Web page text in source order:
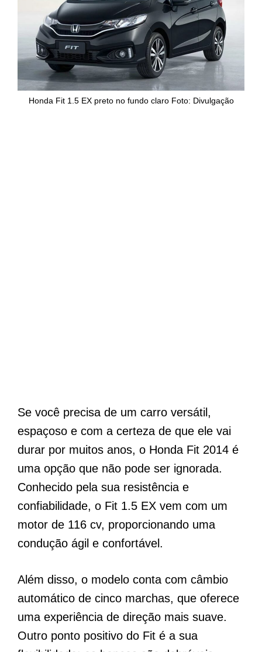
Honda Fit 1.5 EX preto no fundo claro Foto: Divulgação
Se você precisa de um carro versátil,
espaçoso e com a certeza de que ele vai
durar por muitos anos, o Honda Fit 2014 é
uma opção que não pode ser ignorada.
Conhecido pela sua resistência e
confiabilidade, o Fit 1.5 EX vem com um
motor de 116 cv, proporcionando uma
condução ágil e confortável.
Além disso, o modelo conta com câmbio
automático de cinco marchas, que oferece
uma experiência de direção mais suave.
Outro ponto positivo do Fit é a sua